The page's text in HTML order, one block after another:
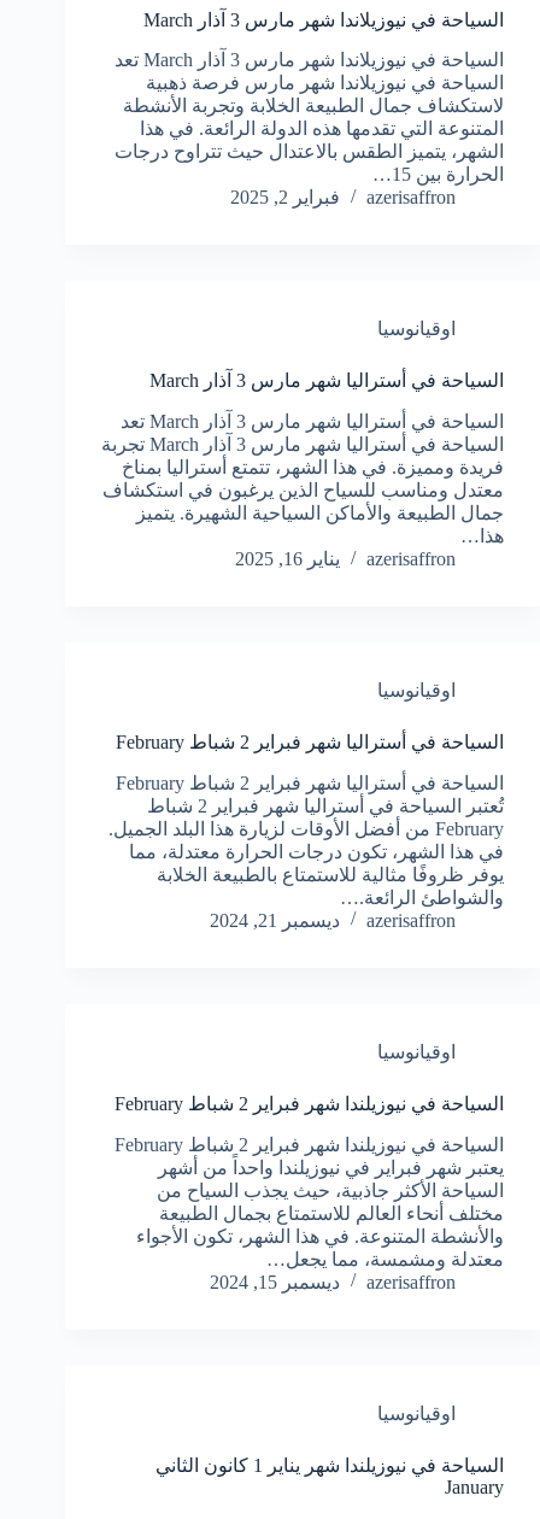
السياحة في نيوزيلاندا شهر مارس 3 آذار March
السياحة في نيوزيلاندا شهر مارس 3 آذار March تعد
السياحة في نيوزيلاندا شهر مارس فرصة ذهبية
لاستكشاف جمال الطبيعة الخلابة وتجربة الأنشطة
المتنوعة التي تقدمها هذه الدولة الرائعة. في هذا
الشهر، يتميز الطقس بالاعتدال حيث تتراوح درجات
الحرارة بين 15…
azerisaffron
فبراير 2, 2025
اوقيانوسيا
السياحة في أستراليا شهر مارس 3 آذار March
السياحة في أستراليا شهر مارس 3 آذار March تعد
السياحة في أستراليا شهر مارس 3 آذار March تجربة
فريدة ومميزة. في هذا الشهر، تتمتع أستراليا بمناخ
معتدل ومناسب للسياح الذين يرغبون في استكشاف
جمال الطبيعة والأماكن السياحية الشهيرة. يتميز
هذا…
azerisaffron
يناير 16, 2025
اوقيانوسيا
السياحة في أستراليا شهر فبراير 2 شباط February
السياحة في أستراليا شهر فبراير 2 شباط February
تُعتبر السياحة في أستراليا شهر فبراير 2 شباط
February من أفضل الأوقات لزيارة هذا البلد الجميل.
في هذا الشهر، تكون درجات الحرارة معتدلة، مما
يوفر ظروفًا مثالية للاستمتاع بالطبيعة الخلابة
والشواطئ الرائعة.…
azerisaffron
ديسمبر 21, 2024
اوقيانوسيا
السياحة في نيوزيلندا شهر فبراير 2 شباط February
السياحة في نيوزيلندا شهر فبراير 2 شباط February
يعتبر شهر فبراير في نيوزيلندا واحداً من أشهر
السياحة الأكثر جاذبية، حيث يجذب السياح من
مختلف أنحاء العالم للاستمتاع بجمال الطبيعة
والأنشطة المتنوعة. في هذا الشهر، تكون الأجواء
معتدلة ومشمسة، مما يجعل…
azerisaffron
ديسمبر 15, 2024
اوقيانوسيا
السياحة في نيوزيلندا شهر يناير 1 كانون الثاني
January